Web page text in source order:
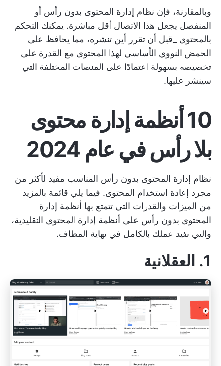
وبالمقارنة، فإن نظام إدارة المحتوى بدون رأس أو
المنفصل يجعل هذا الاتصال أقل مباشرة. يمكنك التحكم
بالمحتوى _قبل أن تقرر أين تنشره، مما يحافظ على
الحمض النووي الأساسي لهذا المحتوى مع القدرة على
تخصيصه بسهولة اعتمادًا على المنصات المختلفة التي
سينشر عليها.
10 أنظمة إدارة محتوى
بلا رأس في عام 2024
نظام إدارة المحتوى بدون رأس المناسب مفيد لأكثر من
مجرد إعادة استخدام المحتوى. فيما يلي قائمة بالمزيد
من الميزات والقدرات التي تتمتع بها أنظمة إدارة
المحتوى بدون رأس على أنظمة إدارة المحتوى التقليدية،
والتي تفيد عملك بالكامل في نهاية المطاف.
1. العقلانية